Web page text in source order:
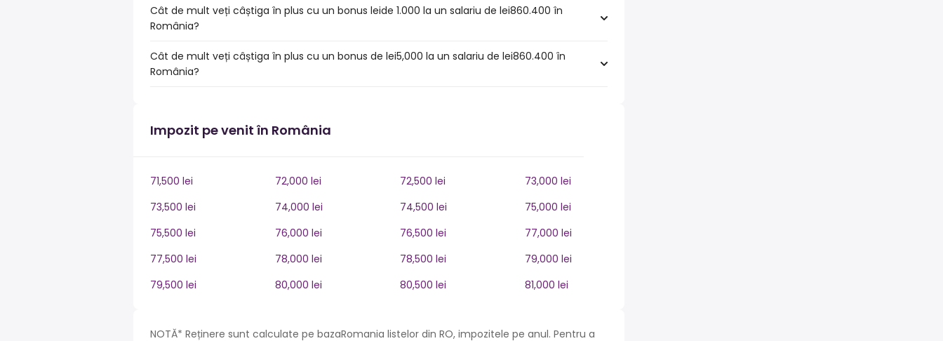
Cât de mult veți câștiga în plus cu un bonus leide 1.000 la un salariu de lei860.400 în
România?
Cât de mult veți câștiga în plus cu un bonus de lei5,000 la un salariu de lei860.400 în
România?
Impozit pe venit în România
71,500 lei 72,000 lei 72,500 lei
73,000 lei
73,500 lei
74,000 lei 74,500 lei
75,000 lei
75,500 lei
76,000 lei 76,500 lei
77,000 lei
77,500 lei
78,000 lei 78,500 lei
79,000 lei
79,500 lei
80,000 lei 80,500 lei 81,000 lei
NOTĂ* Reținere sunt calculate pe bazaRomania listelor din RO, impozitele pe anul. Pentru a